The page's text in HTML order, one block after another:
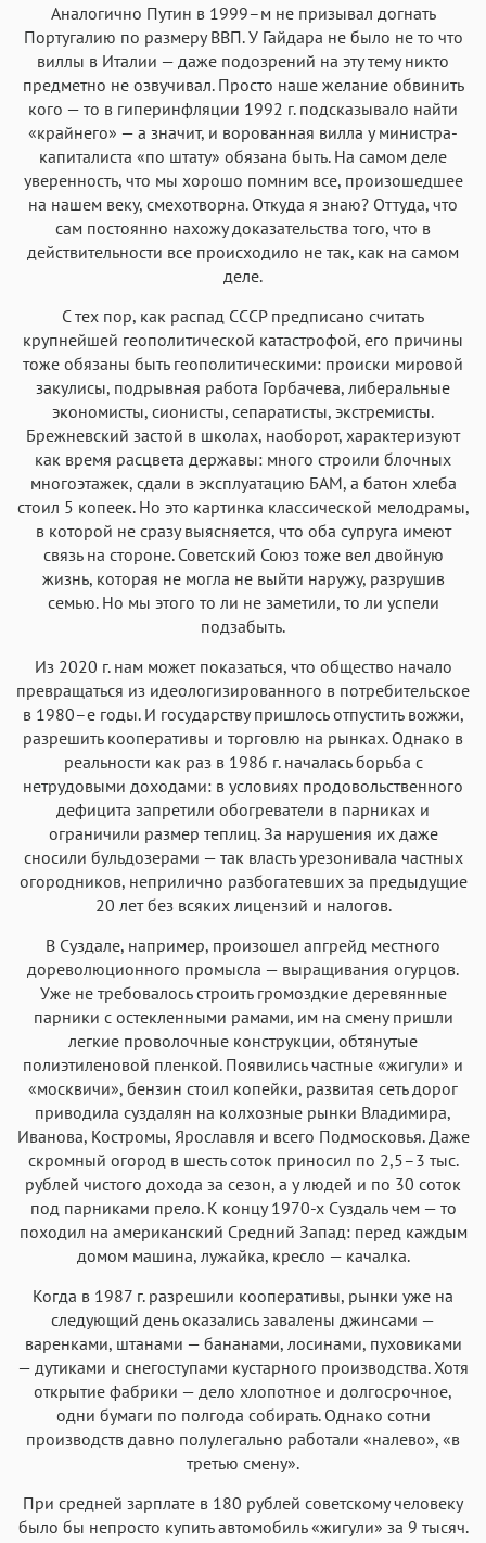
Аналогично Путин в 1999–м не призывал догнать
Португалию по размеру ВВП. У Гайдара не было не то что
виллы в Италии — даже подозрений на эту тему никто
предметно не озвучивал. Просто наше желание обвинить
кого — то в гиперинфляции 1992 г. подсказывало найти
«крайнего» — а значит, и ворованная вилла у министра-
капиталиста «по штату» обязана быть. На самом деле
уверенность, что мы хорошо помним все, произошедшее
на нашем веку, смехотворна. Откуда я знаю? Оттуда, что
сам постоянно нахожу доказательства того, что в
действительности все происходило не так, как на самом
деле.
С тех пор, как распад СССР предписано считать
крупнейшей геополитической катастрофой, его причины
тоже обязаны быть геополитическими: происки мировой
закулисы, подрывная работа Горбачева, либеральные
экономисты, сионисты, сепаратисты, экстремисты.
Брежневский застой в школах, наоборот, характеризуют
как время расцвета державы: много строили блочных
многоэтажек, сдали в эксплуатацию БАМ, а батон хлеба
стоил 5 копеек. Но это картинка классической мелодрамы,
в которой не сразу выясняется, что оба супруга имеют
связь на стороне. Советский Союз тоже вел двойную
жизнь, которая не могла не выйти наружу, разрушив
семью. Но мы этого то ли не заметили, то ли успели
подзабыть.
Из 2020 г. нам может показаться, что общество начало
превращаться из идеологизированного в потребительское
в 1980–е годы. И государству пришлось отпустить вожжи,
разрешить кооперативы и торговлю на рынках. Однако в
реальности как раз в 1986 г. началась борьба с
нетрудовыми доходами: в условиях продовольственного
дефицита запретили обогреватели в парниках и
ограничили размер теплиц. За нарушения их даже
сносили бульдозерами — так власть урезонивала частных
огородников, неприлично разбогатевших за предыдущие
20 лет без всяких лицензий и налогов.
В Суздале, например, произошел апгрейд местного
дореволюционного промысла — выращивания огурцов.
Уже не требовалось строить громоздкие деревянные
парники с остекленными рамами, им на смену пришли
легкие проволочные конструкции, обтянутые
полиэтиленовой пленкой. Появились частные «жигули» и
«москвичи», бензин стоил копейки, развитая сеть дорог
приводила суздалян на колхозные рынки Владимира,
Иванова, Костромы, Ярославля и всего Подмосковья. Даже
скромный огород в шесть соток приносил по 2,5–3 тыс.
рублей чистого дохода за сезон, а у людей и по 30 соток
под парниками прело. К концу 1970-х Суздаль чем — то
походил на американский Средний Запад: перед каждым
домом машина, лужайка, кресло — качалка.
Когда в 1987 г. разрешили кооперативы, рынки уже на
следующий день оказались завалены джинсами —
варенками, штанами — бананами, лосинами, пуховиками
— дутиками и снегоступами кустарного производства. Хотя
открытие фабрики — дело хлопотное и долгосрочное,
одни бумаги по полгода собирать. Однако сотни
производств давно полулегально работали «налево», «в
третью смену».
При средней зарплате в 180 рублей советскому человеку
было бы непросто купить автомобиль «жигули» за 9 тысяч.